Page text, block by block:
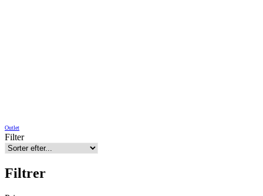
Outlet
Filter
Filtrer